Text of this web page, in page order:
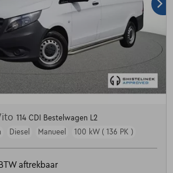
114 CDI Bestelwagen L2
Diesel Manueel 100 kW ( 136 PK )
aftrekbaar